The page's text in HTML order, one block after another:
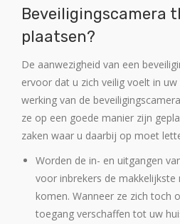
Beveiligingscamera
plaatsen?
De aanwezigheid van een
ervoor dat u zich veilig voelt in
werking van de
ze op een goede manier zijn
zaken waar u daarbij op moet
Worden de in- en uitgangen
voor inbrekers de
komen. Wanneer ze zich toch
toegang verschaffen tot uw